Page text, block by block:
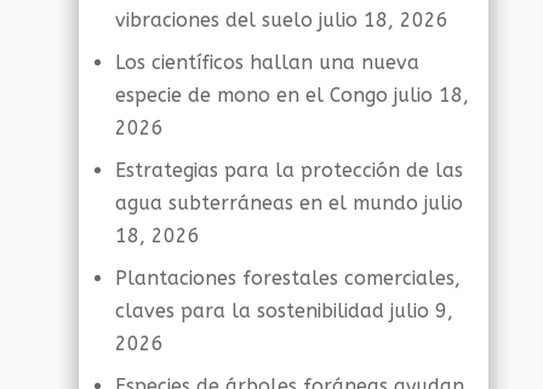
vibraciones del suelo julio 18, 2026
Los científicos hallan una nueva
especie de mono en el Congo julio 18,
2026
Estrategias para la protección de las
agua subterráneas en el mundo julio
18, 2026
Plantaciones forestales comerciales,
claves para la sostenibilidad julio 9,
2026